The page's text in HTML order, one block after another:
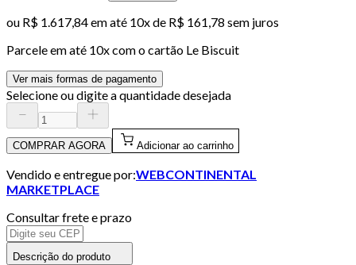
ou R$ 1.617,84em até 10x de R$ 161,78 sem juros
Parcele em até 10x com o cartão Le Biscuit
Ver mais formas de pagamento
Selecione ou digite a quantidade desejada
COMPRAR AGORA Adicionar ao carrinho
Vendido e entregue por:WEBCONTINENTAL
MARKETPLACE
Consultar frete e prazo
Descrição do produto